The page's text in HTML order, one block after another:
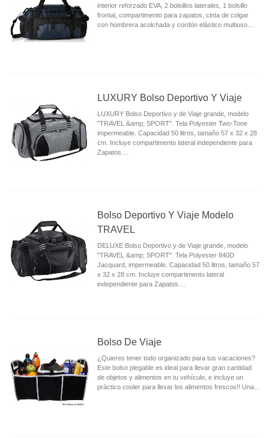
interior reforzado EVA, 2 bolsillos laterales, 1 bolsillo
frontal, compartimento para zapatos, cinta de colgar
con hombrera acolchada y cordón elástico multiuso....
LUXURY Bolso Deportivo Y Viaje
LUXURY Bolso Deportivo y de Viaje grande, modelo
"TRAVEL &amp; SPORT". Tela Polyester Two-Tone
impermeable. Capacidad 50 litros, tamaño 57 x 32 x 28
cm. Incluye compartimento lateral independiente para
Zapatos....
Bolso Deportivo Y Viaje Modelo
TRAVEL
DELUXE Bolso Deportivo y de Viaje grande, modelo
"TRAVEL &amp; SPORT". Tela Polyester 840D
Jacquard, impermeable. Capacidad 50 litros, tamaño 57
x 32 x 28 cm. Incluye compartimento lateral
independiente para Zapatos....
Bolso De Viaje
¿Quieres tener todo organizado para tus vacaciones?
Este bolso plegable es ideal para llevar gran cantidad
de objetos y alimentos en tu vehículo, e incluye un
práctico cooler para llevar los alimentos frescos!! Una...